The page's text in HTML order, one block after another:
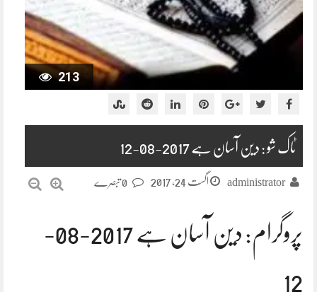
213
ٹاک شو : دین آسان ہے 2017-08-12
administrator اگست 24, 2017
پروگرام: دین آسان ہے 2017-08-
12